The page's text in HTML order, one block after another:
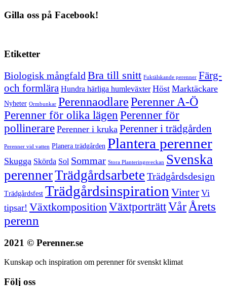
Gilla oss på Facebook!
Etiketter
Biologisk mångfald Bra till snitt Fuktälskande perenner Färg-
och formlära Hundra härliga humleväxter Höst Marktäckare
Nyheter Ormbunkar PerennaodlarePerenner A-Ö
Perenner för olika lägen Perenner för
pollinerare Perenner i kruka Perenner i trädgården
Perenner vid vatten Planera trädgården Plantera perenner
Skugga Skörda Sol Sommar Stora Planteringsveckan Svenska
perennerTrädgårdsarbete Trädgårdsdesign
Trädgårdsfest Trädgårdsinspiration Vinter Vi
tipsar! Växtkomposition VäxtporträttVår Årets
perenn
2021 © Perenner.se
Kunskap och inspiration om perenner för svenskt klimat
Följ oss